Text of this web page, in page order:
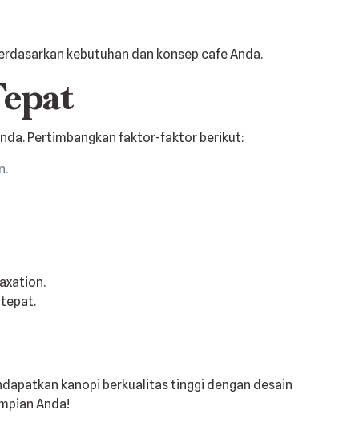
kebutuhan dan konsep cafe Anda.
Pertimbangkan faktor-faktor berikut:
tepat.
kanopi berkualitas tinggi dengan desain
Anda!